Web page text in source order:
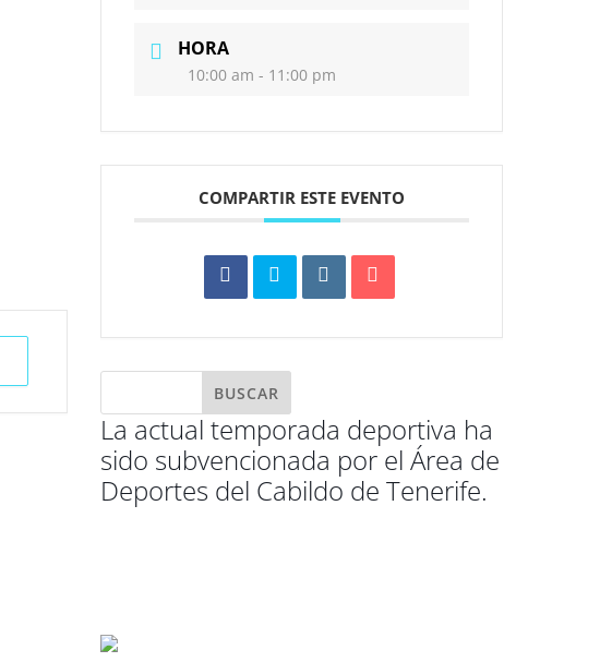
HORA
10:00 am - 11:00 pm
COMPARTIR ESTE EVENTO
La actual temporada deportiva ha
sido subvencionada por el Área de
Deportes del Cabildo de Tenerife.